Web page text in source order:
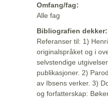
Omfang/fag:
Alle fag
Bibliografien dekker:
Referanser til: 1)
originalspråket og i
selvstendige
publikasjoner. 2)
av Ibsens verker. 3)
og forfatterskap: